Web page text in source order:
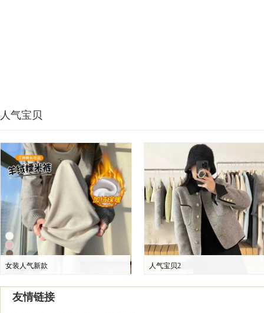
人气宝贝
女装人气新款 人气宝贝2
友情链接